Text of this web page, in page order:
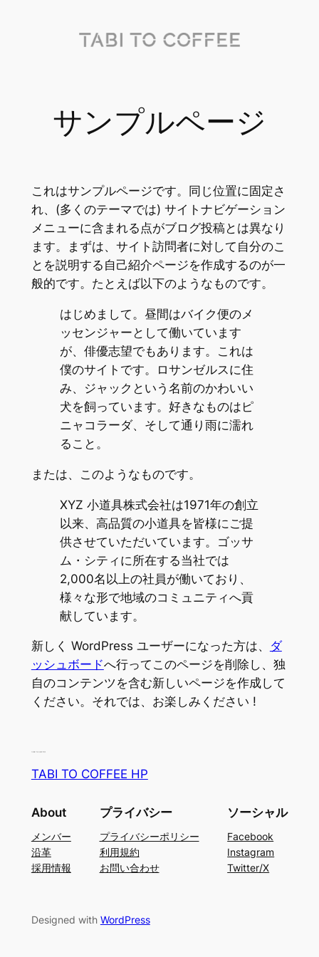
サンプルページ
これはサンプルページです。同じ位置に固定さ
れ、(多くのテーマでは) サイトナビゲーション
メニューに含まれる点がブログ投稿とは異なり
ます。まずは、サイト訪問者に対して自分のこ
とを説明する自己紹介ページを作成するのが一
般的です。たとえば以下のようなものです。
はじめまして。昼間はバイク便のメ
ッセンジャーとして働いています
が、俳優志望でもあります。これは
僕のサイトです。ロサンゼルスに住
み、ジャックという名前のかわいい
犬を飼っています。好きなものはピ
ニャコラーダ、そして通り雨に濡れ
ること。
または、このようなものです。
XYZ 小道具株式会社は1971年の創立
以来、高品質の小道具を皆様にご提
供させていただいています。ゴッサ
ム・シティに所在する当社では
2,000名以上の社員が働いており、
様々な形で地域のコミュニティへ貢
献しています。
新しく WordPress ユーザーになった方は、
ダ
ッシュボードへ行ってこのページを削除し、独
自のコンテンツを含む新しいページを作成して
ください。それでは、お楽しみください !
TABI TO COFFEE HP
About
メンバー
沿革
採用情報
プライバシー
プライバシーポリシー
利用規約
お問い合わせ
ソーシャル
Facebook
Instagram
Twitter/X
Designed with WordPress